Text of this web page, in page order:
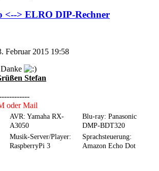
<--> ELRO DIP-Rechner
Februar 2015 19:58
Stefan
oder Mail
AVR: Yamaha RX-
A3050
Blu-ray: Panasonic
DMP-BDT320
Musik-Server/Player:
RaspberryPi 3
Sprachsteuerung:
Amazon Echo Dot